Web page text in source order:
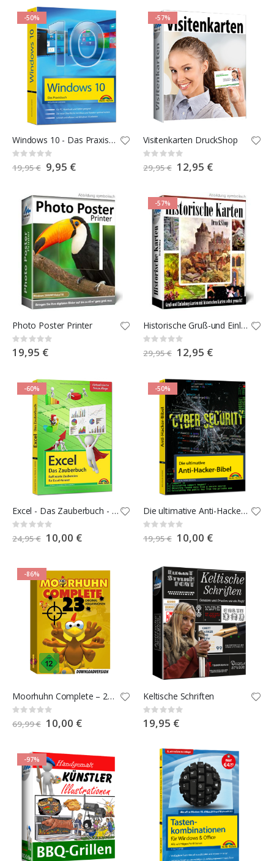
-50%
Windows 10 - Das Praxisbuch
Rating:
0%
19,95 € Special
Price
9,95 €
-57%
Visitenkarten DruckShop
Rating:
0%
29,95 € Special
Price
12,95 €
Photo Poster Printer
Rating:
0%
19,95 €
-57%
Historische Gruß-und Einladungskarten
Rating:
0%
29,95 € Special
Price
12,95 €
-60%
Excel - Das Zauberbuch - aktualisierte Auflage!
Rating:
0%
24,95 € Special
Price
10,00 €
-50%
Die ultimative Anti-Hacker-Bibel
Rating:
0%
19,95 € Special
Price
10,00 €
-86%
Moorhuhn Complete – 23 original Vollversionen
Rating:
0%
69,99 € Special
Price
10,00 €
Keltische Schriften
Rating:
0%
19,95 €
-97%